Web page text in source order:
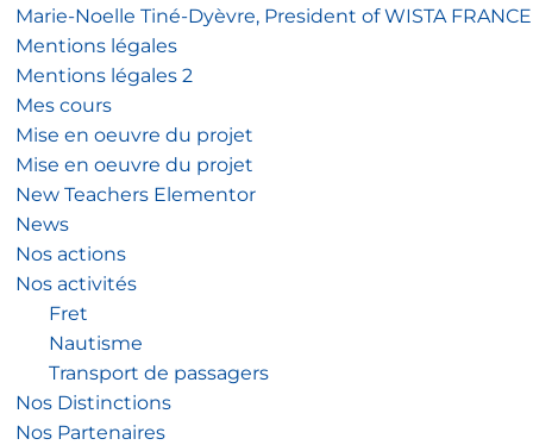
Marie-Noelle Tiné-Dyèvre, President of WISTA FRANCE
Mentions légales
Mentions légales 2
Mes cours
Mise en oeuvre du projet
Mise en oeuvre du projet
New Teachers Elementor
News
Nos actions
Nos activités
Fret
Nautisme
Transport de passagers
Nos Distinctions
Nos Partenaires